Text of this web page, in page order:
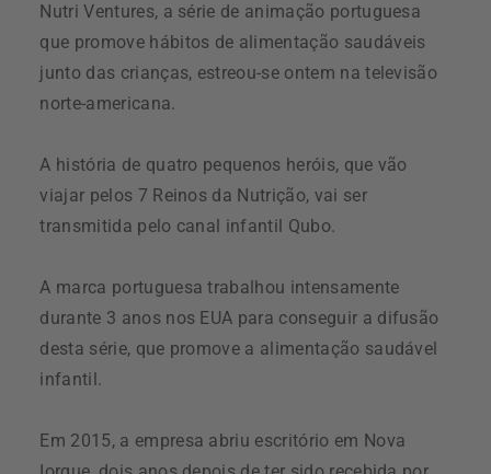
Nutri Ventures, a série de animação portuguesa
que promove hábitos de alimentação saudáveis
junto das crianças, estreou-se ontem na televisão
norte-americana.
A história de quatro pequenos heróis, que vão
viajar pelos 7 Reinos da Nutrição, vai ser
transmitida pelo canal infantil Qubo.
A marca portuguesa trabalhou intensamente
durante 3 anos nos EUA para conseguir a difusão
desta série, que promove a alimentação saudável
infantil.
Em 2015, a empresa abriu escritório em Nova